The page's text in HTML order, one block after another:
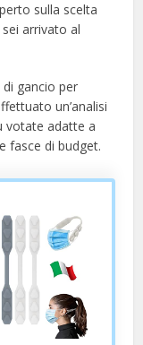
sulla scelta
arrivato al
gancio per
un’analisi
votate adatte a
fasce di budget.